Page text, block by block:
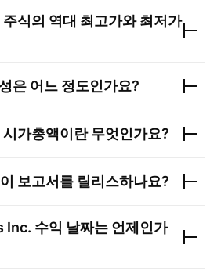
주식의 역대 최고가와 최저가
은 어느 정도인가요?
시가총액이란 무엇인가요?
이 보고서를 릴리스하나요?
Inc. 수익 날짜는 언제인가